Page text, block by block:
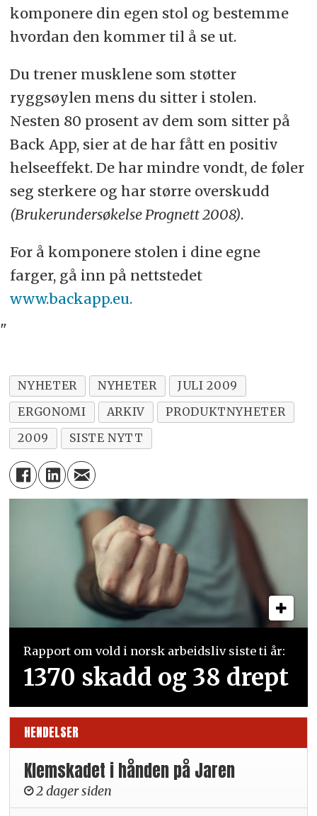
komponere din egen stol og bestemme
hvordan den kommer til å se ut.
Du trener musklene som støtter
ryggsøylen mens du sitter i stolen.
Nesten 80 prosent av dem som sitter på
Back App, sier at de har fått en positiv
helseeffekt. De har mindre vondt, de føler
seg sterkere og har større overskudd
(Brukerundersøkelse Prognett 2008).
For å komponere stolen i dine egne
farger, gå inn på nettstedet
www.backapp.eu.
"
NYHETER NYHETER
JULI 2009
ERGONOMI
ARKIV
PRODUKTNYHETER
2009
SISTE NYTT
Rapport om vold i norsk arbeidsliv siste ti år:
1370 skadd og 38 drept
HENDELSER
Klemskadet i hånden på Jaren
2 dager siden